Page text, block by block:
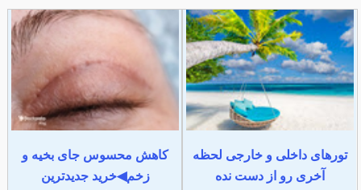
تورهای داخلی و خارجی لحظه
آخری رو از دست نده
کاهش محسوس جای بخیه و
زخم◀خرید جدیدترین